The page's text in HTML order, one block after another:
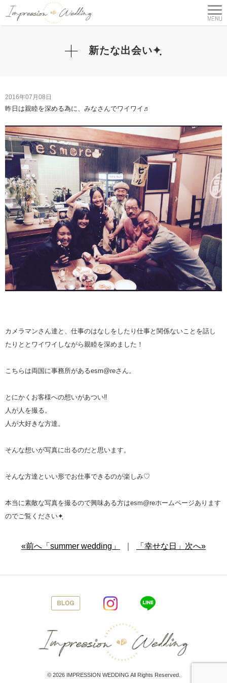
新たな出会い✦ฺ
2016年07月08日
昨日は親睦を深める為に、みなさんでワイワイ♬
カメラマンさん達と、仕事のはなしをしたり仕事と関係ないことを話し
たりととワイワイしながら親睦を深めました！
こちらは両国に事務所があるesm@reさん。
とにかくお客様への想いがあつい‼︎
人が人を撮る。
人が大好きな方達。
そんな想いが写真に出るのだと思います。
そんな方達といい形でお仕事できるのが楽しみ♡
本当に素敵な写真を撮るので興味ある方はesm@reホームページあります
のでご覧ください✦ฺ
«前へ「summer wedding」 「幸せな日」次へ»
© 2026 IMPRESSION WEDDING All Rights Reserved.